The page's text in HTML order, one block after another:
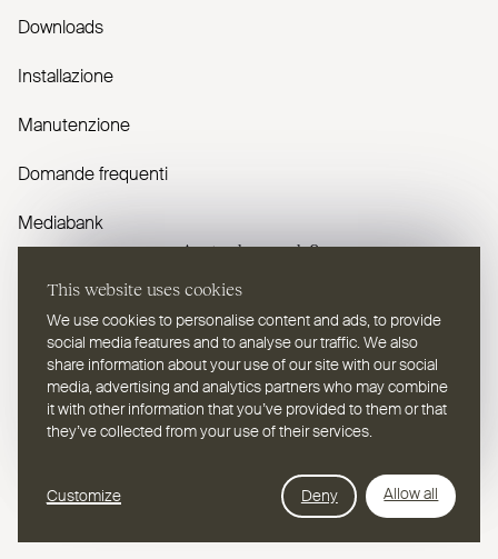
This website uses cookies
We use cookies to personalise content and ads, to provide
social media features and to analyse our traffic. We also
share information about your use of our site with our social
media, advertising and analytics partners who may combine
it with other information that you’ve provided to them or that
they’ve collected from your use of their services.
Customize Deny Allow all
Downloads
Installazione
Manutenzione
Domande frequenti
Mediabank
Avete domande?
© 20262TEC2, Tutti i diritti riservati Informativa sulla privacy Cookies
Selezionare una lingua